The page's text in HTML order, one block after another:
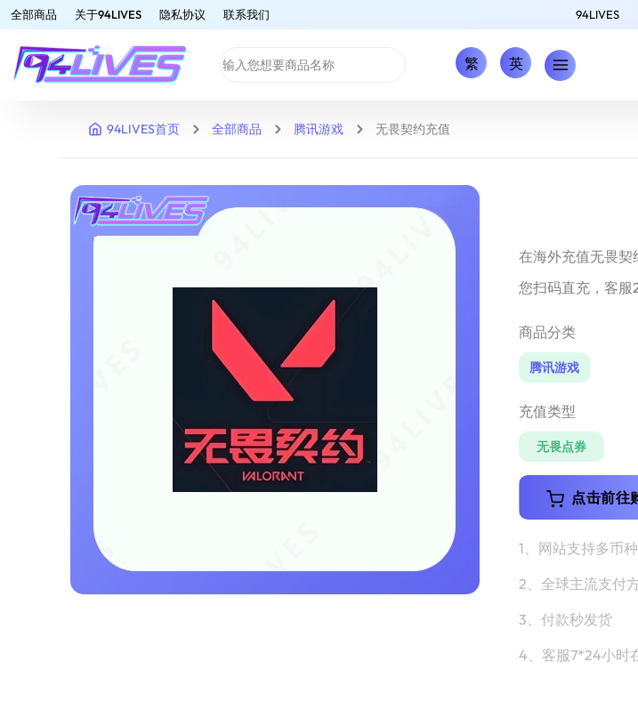
全部商品 关于94LIVES 隐私协议 联系我们 94LIVES
繁 英
94LIVES首页 全部商品 腾讯游戏 无畏契约充值
在海外充值无畏契
您扫码直充，客服
商品分类
腾讯游戏
充值类型
无畏点券
点击前往
1、网站支持多币种
2、全球主流支付
3、付款秒发货
4、客服7*24小时